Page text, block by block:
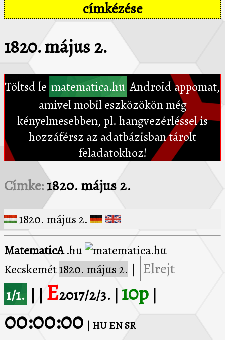
címkézése
1820. május 2.
Töltsd le matematica.hu Android appomat,
amivel mobil eszközökön még
kényelmesebben, pl. hangvezérléssel is
hozzáférsz az adatbázisban tárolt
feladatokhoz!
Címke:1820. május 2.
1820. május 2.
MatematicA.hu
Kecskemét1820. május 2.
Elrejt
1/1.
E2017/2/3. | 10p
00:00:00 | HUENSR